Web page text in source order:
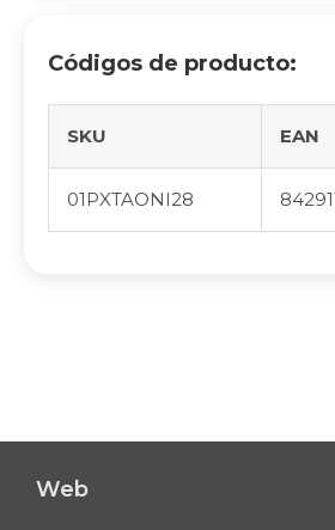
Códigos de producto:
SKU EAN
01PXTAONI28
Web